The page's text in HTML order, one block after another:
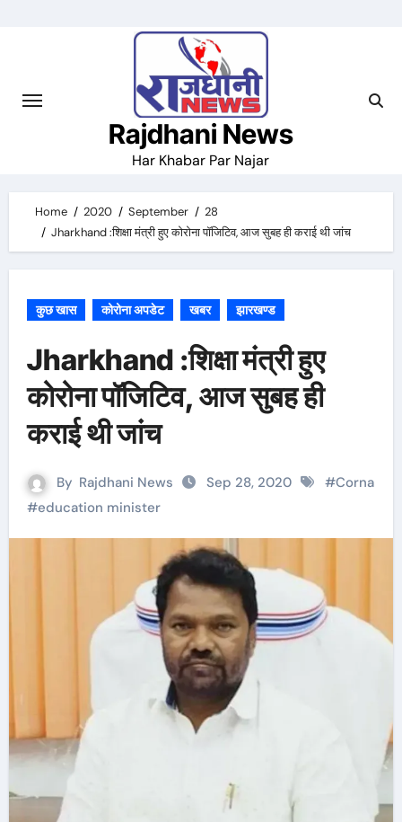
Rajdhani News
Har Khabar Par Najar
Home 2020 September
28
Jharkhand :शिक्षा मंत्री हुए कोरोना पॉजिटिव, आज सुबह ही कराई थी जांच
कुछ खास कोरोना अपडेट खबर झारखण्ड
Jharkhand :शिक्षा मंत्री हुए
कोरोना पॉजिटिव, आज सुबह ही
कराई थी जांच
By Rajdhani News Sep 28, 2020 #Corna
#education minister